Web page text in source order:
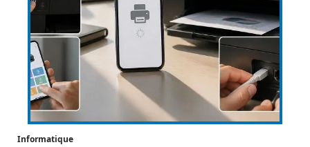
Informatique